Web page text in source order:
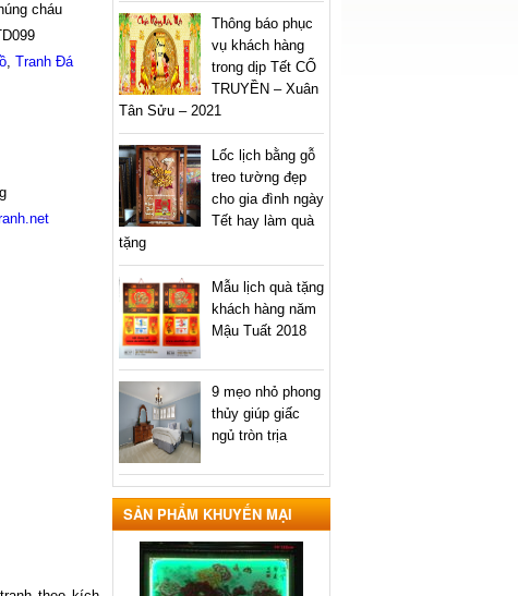
cháu
, Tranh Đá
Thông báo phục
vụ khách hàng
trong dịp Tết CỔ
TRUYỀN – Xuân
Tân Sửu – 2021
Lốc lịch bằng gỗ
treo tường đẹp
cho gia đình ngày
Tết hay làm quà
tặng
Mẫu lịch quà tặng
khách hàng năm
Mậu Tuất 2018
9 mẹo nhỏ phong
thủy giúp giấc
ngủ tròn trịa
SẢN PHẨM KHUYẾN MẠI